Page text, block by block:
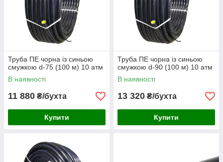
Труба ПЕ чорна із синьою
смужкою d-75 (100 м) 10 атм
В наявності
11 880 ₴/бухта
Купити
Труба ПЕ чорна із синьою
смужкою d-90 (100 м) 10 атм
В наявності
13 320 ₴/бухта
Купити